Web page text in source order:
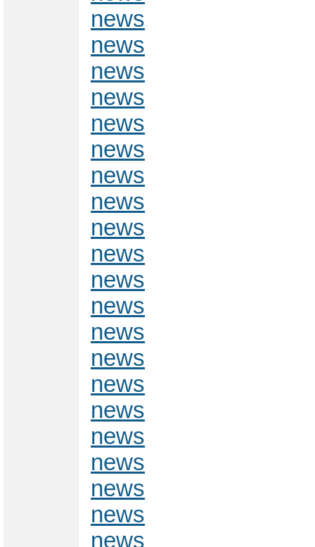
news
news
news
news
news
news
news
news
news
news
news
news
news
news
news
news
news
news
news
news
news